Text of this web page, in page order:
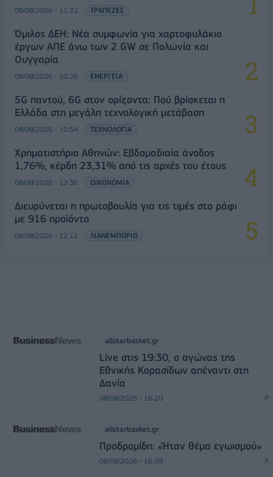
08/08/2026 - 11:22 ΤΡΑΠΕΖΕΣ
Όμιλος ΔΕΗ: Νέα συμφωνία για χαρτοφυλάκιο
έργων ΑΠΕ άνω των 2 GW σε Πολωνία και
Ουγγαρία
08/08/2026 - 10:26 ΕΝΕΡΓΕΙΑ
5G παντού, 6G στον ορίζοντα: Πού βρίσκεται η
Ελλάδα στη μεγάλη τεχνολογική μετάβαση
08/08/2026 - 10:54 ΤΕΧΝΟΛΟΓΙΑ
Χρηματιστήριο Αθηνών: Εβδομαδιαία άνοδος
1,76%, κέρδη 23,31% από τις αρχές του έτους
08/08/2026 - 12:36 ΟΙΚΟΝΟΜΙΑ
Διευρύνεται η πρωτοβουλία για τις τιμές στο ράφι
με 916 προϊόντα
08/08/2026 - 12:12 ΛΙΑΝΕΜΠΟΡΙΟ
allstarbasket.gr
Live στις 19:30, ο αγώνας της
Εθνικής Κορασίδων απέναντι στη
Δανία
08/08/2026 - 16:20
allstarbasket.gr
Προδρομίδη: «Ήταν θέμα εγωισμού»
08/08/2026 - 16:09